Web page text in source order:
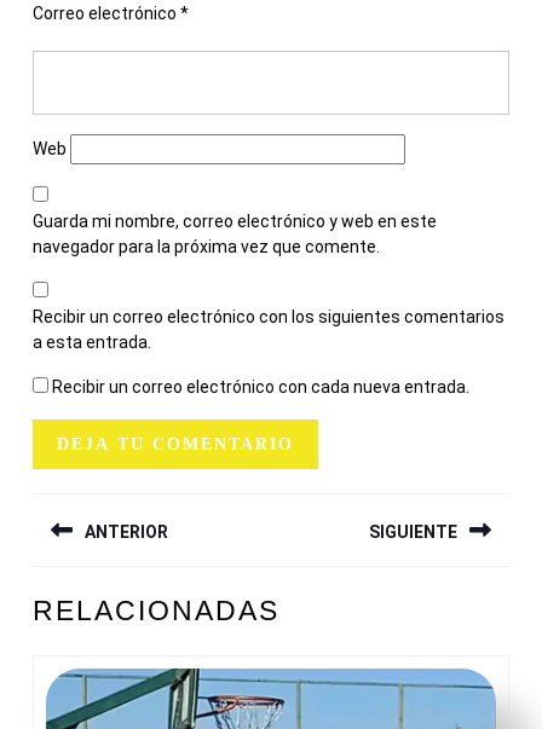
Correo electrónico *
Web
Guarda mi nombre, correo electrónico y web en este
navegador para la próxima vez que comente.
Recibir un correo electrónico con los siguientes comentarios
a esta entrada.
Recibir un correo electrónico con cada nueva entrada.
DE
ANTERIOR
anterior:
SIGUIENTE
entrada:
RELACIONADAS